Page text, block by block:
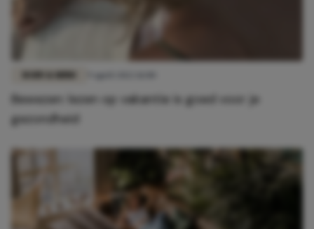
BODY & MIND
Bewezen: lezen op vakantie is goed voor je
gezondheid